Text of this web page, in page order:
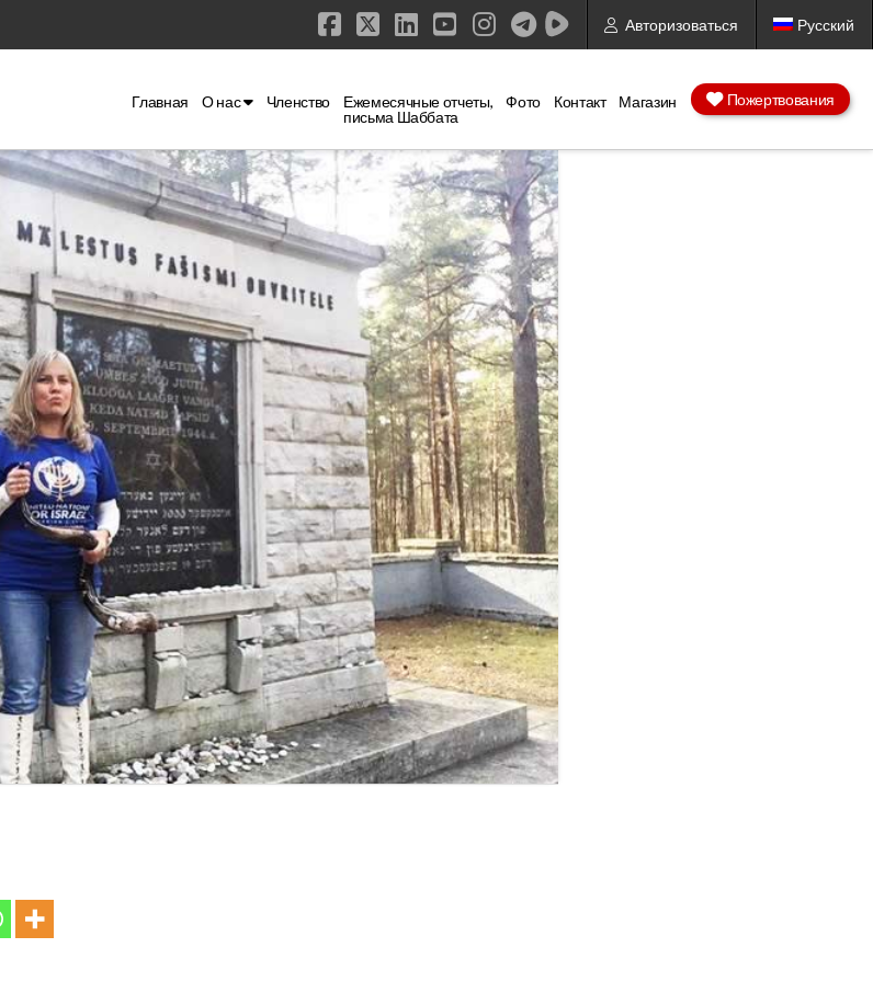
Авторизоваться Русский
Facebook
X LinkedIn
YouTube
Instagram
Главная О нас Членство
Ежемесячные отчеты,
письма Шаббата
Фото Контакт Магазин Пожертвования